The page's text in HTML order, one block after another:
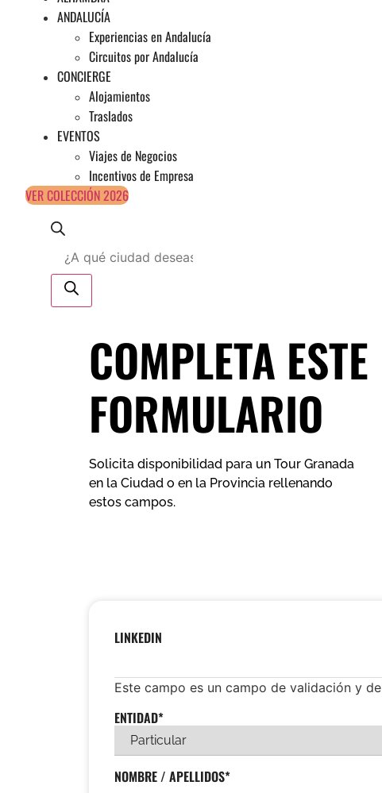
ANDALUCÍA
Experiencias en Andalucía
Circuitos por Andalucía
CONCIERGE
Alojamientos
Traslados
EVENTOS
Viajes de Negocios
Incentivos de Empresa
VER COLECCIÓN 2026
productos
COMPLETA ESTE
FORMULARIO
Solicita disponibilidad para un Tour Granada
en la Ciudad o en la Provincia rellenando
estos campos.
LINKEDIN
Este campo es un campo de validación y
ENTIDAD*
NOMBRE / APELLIDOS*